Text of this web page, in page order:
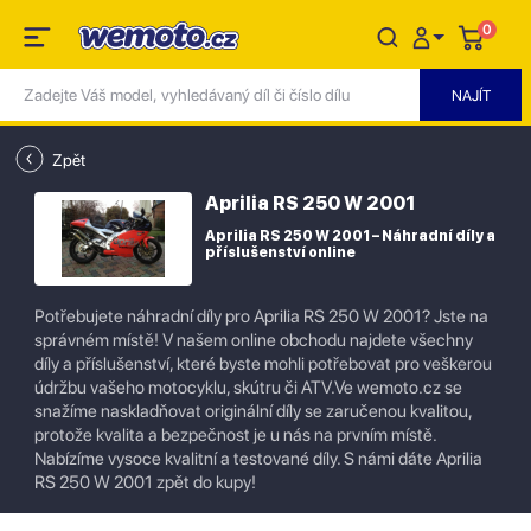
0
Zpět
Aprilia RS 250 W 2001
Aprilia RS 250 W 2001 – Náhradní díly a
příslušenství online
Potřebujete náhradní díly pro Aprilia RS 250 W 2001? Jste na
správném místě! V našem online obchodu najdete všechny
díly a příslušenství, které byste mohli potřebovat pro veškerou
údržbu vašeho motocyklu, skútru či ATV.Ve wemoto.cz se
snažíme naskladňovat originální díly se zaručenou kvalitou,
protože kvalita a bezpečnost je u nás na prvním místě.
Nabízíme vysoce kvalitní a testované díly. S námi dáte Aprilia
RS 250 W 2001 zpět do kupy!